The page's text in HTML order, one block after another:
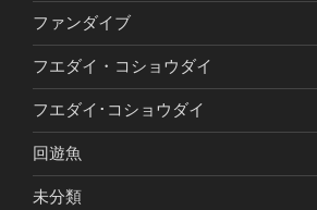
ファンダイブ
フエダイ・コショウダイ
フエダイ･コショウダイ
回遊魚
未分類